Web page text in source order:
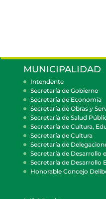
MUNICIPALIDAD
Intendente
Secretaría de Gobierno
Secretaría de Economía
Secretaría de Obras y
Secretaría de Salud
Secretaría de Cultura,
Secretaría de Cultura
Secretaría de
Secretaría de Desarrollo
Secretaría de Desarrollo
Honorable Concejo